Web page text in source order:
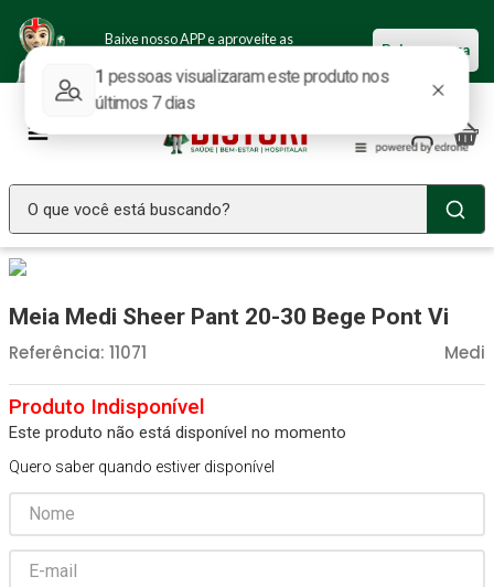
Baixe nosso APP e aproveite as
Baixar agora
O que você está buscando?
Meia Medi Sheer Pant 20-30 Bege Pont Vi
Medi
Referência: 11071
Este produto não está disponível no momento
Quero saber quando estiver disponível
4º Estetoscopio Littmann
6º Absorvente Geriatrico
7º Gaze Esteril
8º